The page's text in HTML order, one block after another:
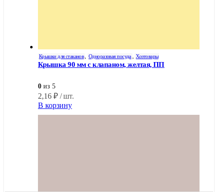
Крышки для стаканов Одноразовая посуда Хозтовары
Крышка 90 мм с клапаном, желтая, ПП
0 из 5
2,16 ₽ / шт.
В корзину